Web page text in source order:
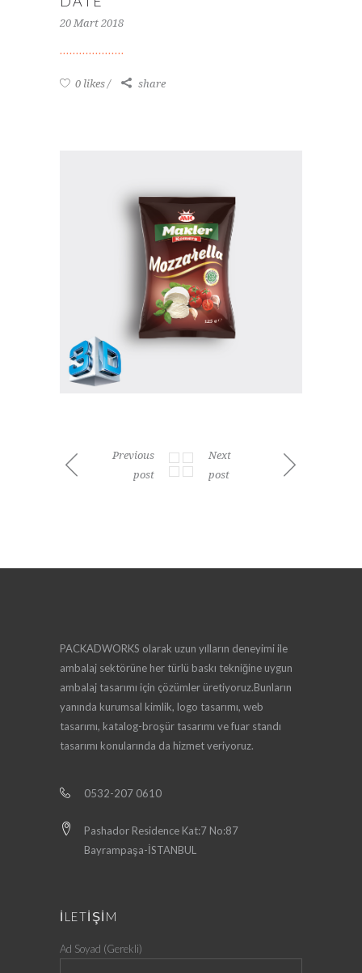
20 Mart 2018
0 likes share
Previous
post
Next
post
PACKADWORKS olarak uzun yılların deneyimi ile
ambalaj sektörüne her türlü baskı tekniğine uygun
ambalaj tasarımı için çözümler üretiyoruz.Bunların
yanında kurumsal kimlik, logo tasarımı, web
tasarımı, katalog-broşür tasarımı ve fuar standı
tasarımı konularında da hizmet veriyoruz.
0532-207 0610
Pashador Residence Kat:7 No:87
Bayrampaşa-İSTANBUL
İLETİŞİM
Ad Soyad (Gerekli)